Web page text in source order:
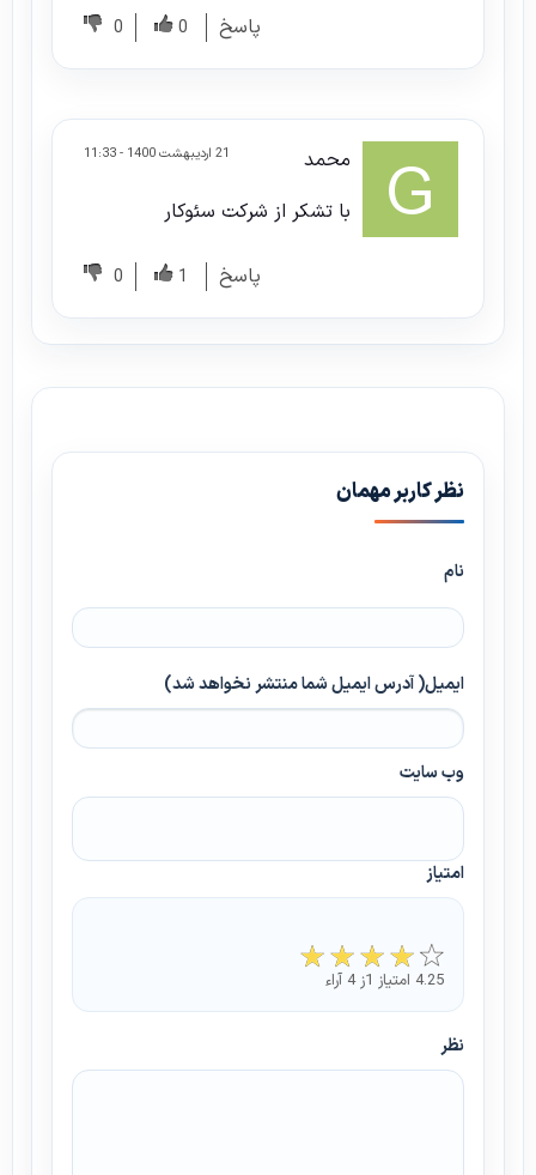
پاسخ 0
0
21 اردیبهشت 1400 - 11:33
محمد
با تشکر از شرکت سئوکار
پاسخ 1
0
نظر کاربر مهمان
نام
ایمیل( آدرس ایمیل شما منتشر نخواهد شد)
وب سایت
امتیاز
4.25 امتیاز 1ز 4 آراء
نظر